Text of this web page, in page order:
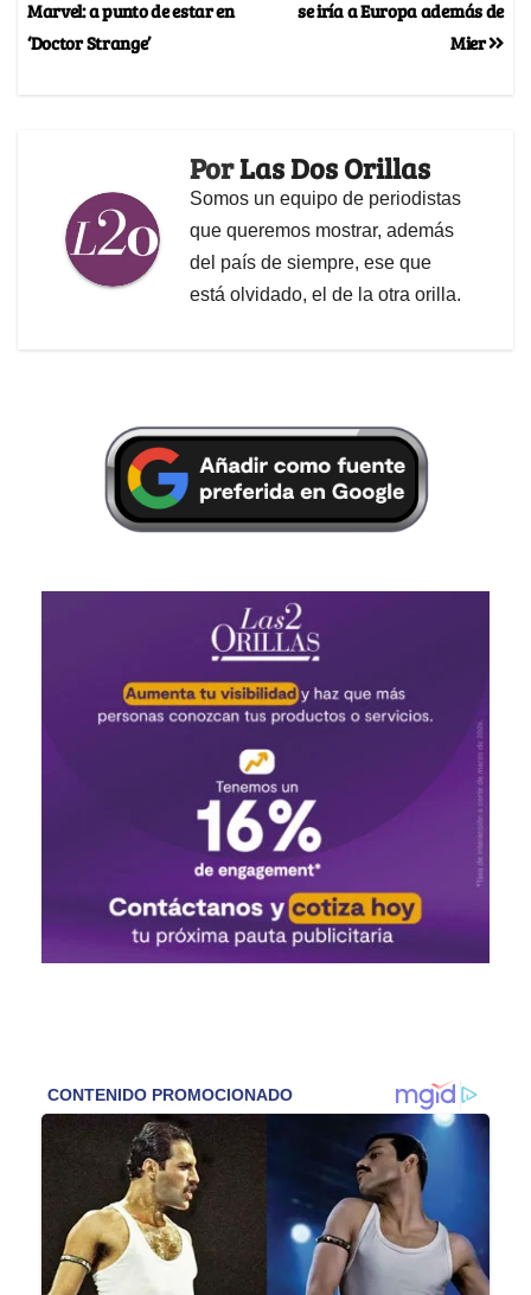
se iría a Europa además de
Mier
Marvel: a punto de estar en
‘Doctor Strange’
PorLas Dos Orillas
Somos un equipo de periodistas
que queremos mostrar, además
del país de siempre, ese que
está olvidado, el de la otra orilla.